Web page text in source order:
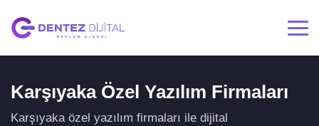
Karşıyaka Özel Yazılım Firmaları
Karşıyaka özel yazılım firmaları ile dijital